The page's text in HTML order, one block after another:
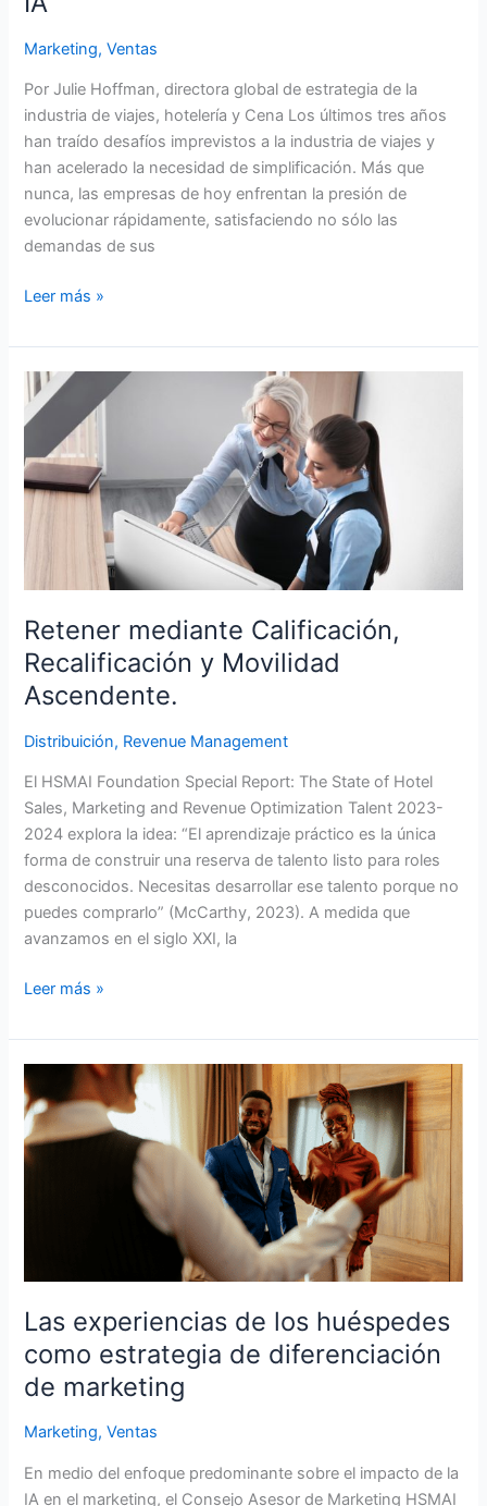
Marketing,Ventas
Por Julie Hoffman, directora global de estrategia de la
industria de viajes, hotelería y Cena Los últimos tres años
han traído desafíos imprevistos a la industria de viajes y
han acelerado la necesidad de simplificación. Más que
nunca, las empresas de hoy enfrentan la presión de
evolucionar rápidamente, satisfaciendo no sólo las
demandas de sus
Leer más »
Retener mediante Calificación,
Recalificación y Movilidad
Ascendente.
Distribuición, Revenue Management
El HSMAI Foundation Special Report: The State of Hotel
Sales, Marketing and Revenue Optimization Talent 2023-
2024 explora la idea: “El aprendizaje práctico es la única
forma de construir una reserva de talento listo para roles
desconocidos. Necesitas desarrollar ese talento porque no
puedes comprarlo” (McCarthy, 2023). A medida que
avanzamos en el siglo XXI, la
Retener
mediante
Calificación,
Recalificación
y
Movilidad
Ascendente.
Leer más »
Las experiencias de los huéspedes
como estrategia de diferenciación
de marketing
Marketing,Ventas
En medio del enfoque predominante sobre el impacto de la
IA en el marketing, el Consejo Asesor de Marketing HSMAI
Las
experiencias
de
los
diferenciación
de
marketing